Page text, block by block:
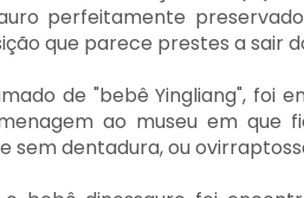
perfeitamente
que parece prestes a sair
de "bebê Yingliang", foi
ao museu em que
sem dentadura, ou